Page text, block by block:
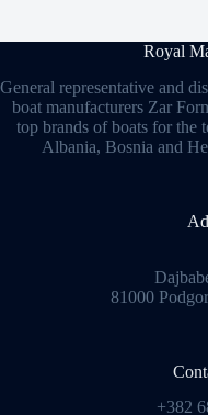
Royal
General representative and
boat manufacturers Zar
top brands of boats for the
Albania, Bosnia and
81000
+382